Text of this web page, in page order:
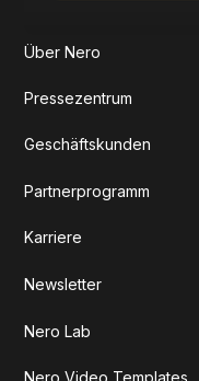
Über Nero
Pressezentrum
Geschäftskunden
Partnerprogramm
Karriere
Newsletter
Nero Lab